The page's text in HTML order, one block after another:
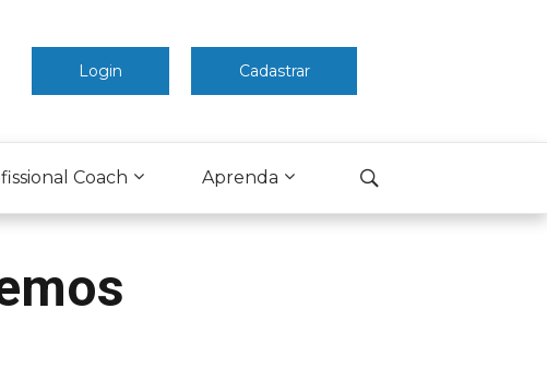
Login Cadastrar
Coach Aprenda